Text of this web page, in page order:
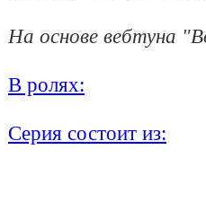
На основе вебтуна
В ролях:
Серия состоит из: